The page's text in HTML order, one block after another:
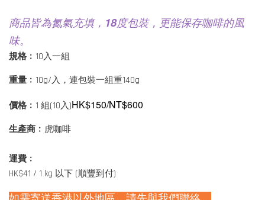
商品皆為氮氣充填，18度包裝，更能保存咖啡的風
味。
規格﹕ 10入一組
重量﹕ 10g/入，連包裝一組重140g
價格﹕ 1 組(10入)HK$150/NT$600
生產商﹕ 虎咖啡
運費﹕
HK$41 / 1 kg 以下 (順豐到付)